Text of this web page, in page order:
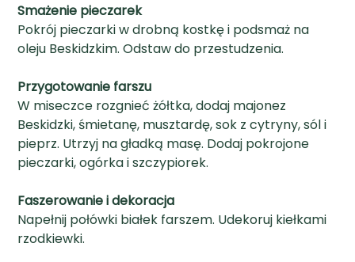
Smażenie pieczarek
Pokrój pieczarki w drobną kostkę i podsmaż na
oleju Beskidzkim. Odstaw do przestudzenia.
Przygotowanie farszu
W miseczce rozgnieć żółtka, dodaj majonez
Beskidzki, śmietanę, musztardę, sok z cytryny, sól i
pieprz. Utrzyj na gładką masę. Dodaj pokrojone
pieczarki, ogórka i szczypiorek.
Faszerowanie i dekoracja
Napełnij połówki białek farszem. Udekoruj kiełkami
rzodkiewki.